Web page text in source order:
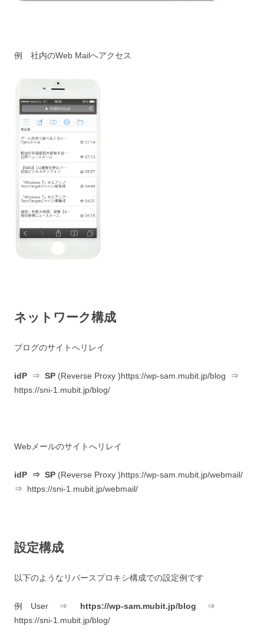
例 社内のWeb Mailへアクセス
ネットワーク構成
ブログのサイトへリレイ
idP ⇒ SP (Reverse Proxy )https://wp-sam.mubit.jp/blog ⇒
https://sni-1.mubit.jp/blog/
Webメールのサイトへリレイ
idP ⇒ SP (Reverse Proxy )https://wp-sam.mubit.jp/webmail/
⇒ https://sni-1.mubit.jp/webmail/
設定構成
以下のようなリバースプロキシ構成での設定例です
例 User ⇒ https://wp-sam.mubit.jp/blog ⇒
https://sni-1.mubit.jp/blog/